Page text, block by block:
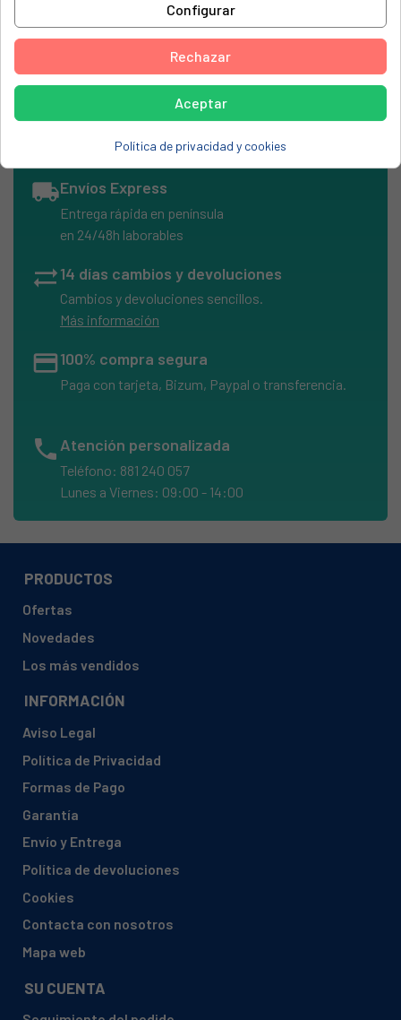
ASPES, H-1410B
FAGOR, HC105
local_shippingEnvíos Express
Entrega rápida en península
en 24/48h laborables
sync_alt14 días cambios y devoluciones
Cambios y devoluciones sencillos.
Más información
credit_card100% compra segura
Paga con tarjeta, Bizum, Paypal o transferencia.
phone Atención personalizada
Teléfono: 881 240 057
Lunes a Viernes: 09:00 - 14:00
PRODUCTOS
Ofertas
Novedades
Los más vendidos
INFORMACIÓN
Aviso Legal
Política de Privacidad
Formas de Pago
Garantía
Envío y Entrega
Política de devoluciones
Cookies
Contacta con nosotros
Mapa web
SU CUENTA
Configurar
Rechazar
Aceptar
Política de privacidad y cookies